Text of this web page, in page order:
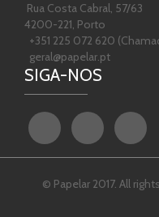
Rua Costa Cabral, 57/63
4200-221, Porto
+351 225 072 620
geral@papelar.pt
SIGA-NOS
© Papelar 2017. All